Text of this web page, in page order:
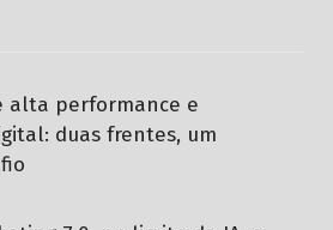
alta performance e
duas frentes, um